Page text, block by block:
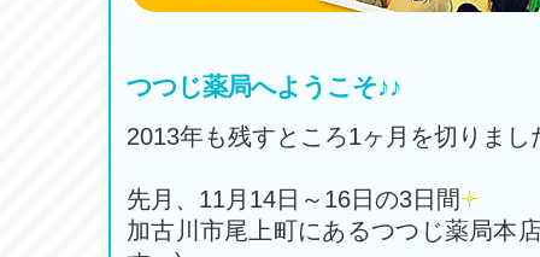
つつじ薬局へようこそ♪♪
2013年も残すところ1ヶ月を切りまし
先月、11月14日～16日の3日間
加古川市尾上町にあるつつじ薬局本